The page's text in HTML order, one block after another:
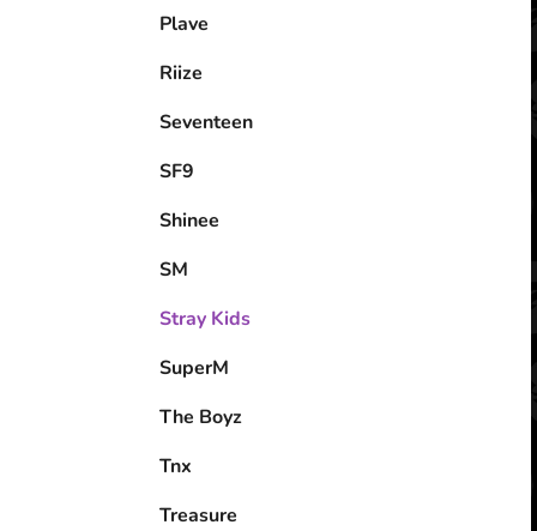
Plave
Riize
Seventeen
SF9
Shinee
SM
Stray Kids
SuperM
The Boyz
Tnx
Treasure